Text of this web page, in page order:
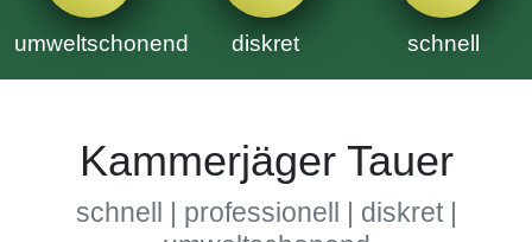
umweltschonend diskret schnell
Kammerjäger Tauer
schnell | professionell | diskret |